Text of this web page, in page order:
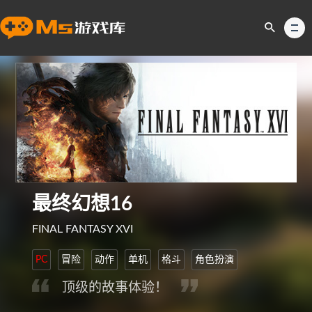
最终幻想16
FINAL FANTASY XVI
PC 冒险 动作 单机 格斗 角色扮演
顶级的故事体验！